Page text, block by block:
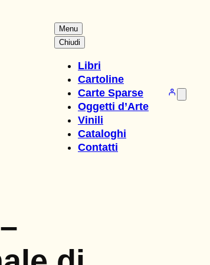
Menu
Chiudi
Libri
Cartoline
Carte Sparse
Oggetti d’Arte
Vinili
Cataloghi
Contatti